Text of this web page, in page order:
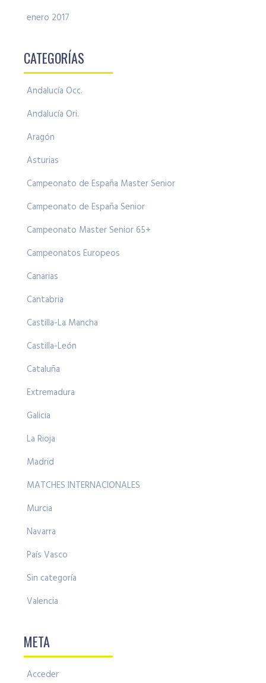
enero 2017
CATEGORÍAS
Andalucía Occ.
Andalucía Ori.
Aragón
Asturias
Campeonato de España Master Senior
Campeonato de España Senior
Campeonato Master Senior 65+
Campeonatos Europeos
Canarias
Cantabria
Castilla-La Mancha
Castilla-León
Cataluña
Extremadura
Galicia
La Rioja
Madrid
MATCHES INTERNACIONALES
Murcia
Navarra
País Vasco
Sin categoría
Valencia
META
Acceder